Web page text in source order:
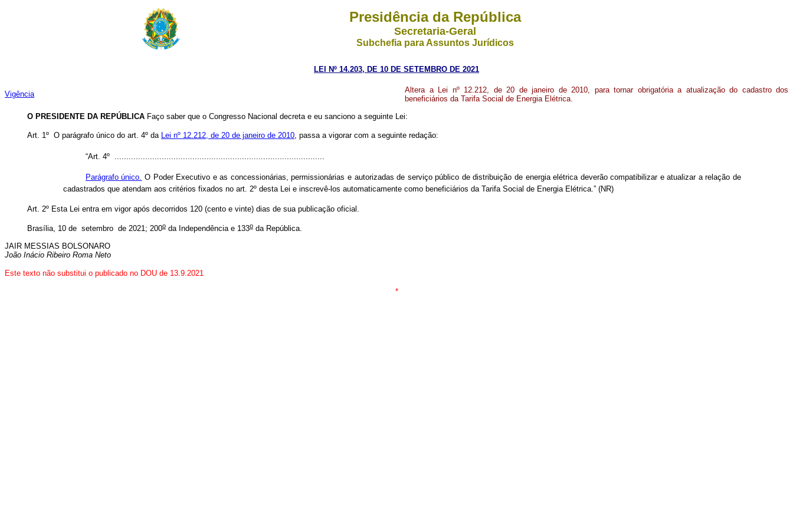
Presidência da República
Secretaria-Geral
Subchefia para Assuntos Jurídicos
LEI Nº 14.203, DE 10 DE SETEMBRO DE 2021
Vigência
Altera a Lei nº 12.212, de 20 de janeiro de 2010, para tornar obrigatória a atualização do cadastro dos
beneficiários da Tarifa Social de Energia Elétrica.
O PRESIDENTE DA REPÚBLICA Faço saber que o Congresso Nacional decreta e eu sanciono a seguinte Lei:
Art. 1º O parágrafo único do art. 4º da Lei nº 12.212, de 20 de janeiro de 2010, passa a vigorar com a seguinte redação:
“Art. 4º .........................................................................................
Parágrafo único. O Poder Executivo e as concessionárias, permissionárias e autorizadas de serviço público de distribuição de energia elétrica deverão compatibilizar e atualizar a relação de
cadastrados que atendam aos critérios fixados no art. 2º desta Lei e inscrevê-los automaticamente como beneficiários da Tarifa Social de Energia Elétrica.” (NR)
Art. 2º Esta Lei entra em vigor após decorridos 120 (cento e vinte) dias de sua publicação oficial .
Brasília, 10 de setembro de 2021; 200o da Independência e 133o da República.
JAIR MESSIAS BOLSONARO
João Inácio Ribeiro Roma Neto
Este texto não substitui o publicado no DOU de 13.9.2021
*